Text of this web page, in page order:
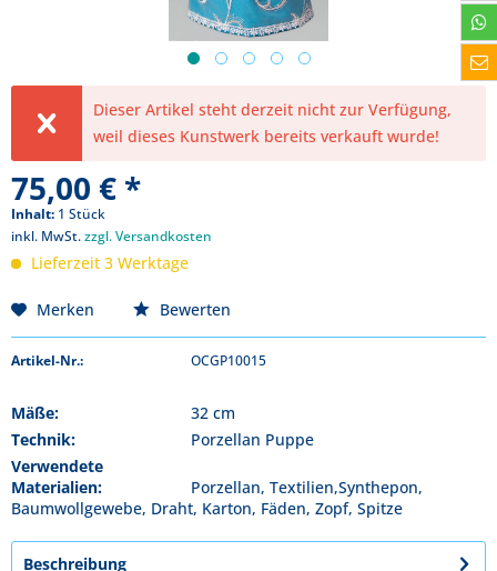
Dieser Artikel steht derzeit nicht zur Verfügung,
weil dieses Kunstwerk bereits verkauft wurde!
75,00 € *
Inhalt: 1 Stück
inkl. MwSt.zzgl. Versandkosten
Lieferzeit 3 Werktage
Merken Bewerten
Artikel-Nr.: OCGP10015
Mäße:
32 cm
Technik:
Porzellan Puppe
Verwendete
Materialien:
Porzellan, Textilien,Synthepon,
Baumwollgewebe, Draht, Karton, Fäden, Zopf, Spitze
Beschreibung